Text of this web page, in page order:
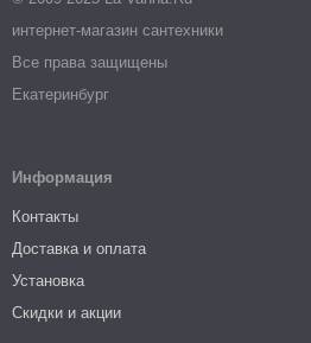
интернет-магазин сантехники
Все права защищены
Екатеринбург
Информация
Контакты
Доставка и оплата
Установка
Скидки и акции